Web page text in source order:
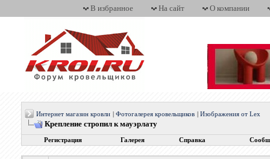
В избранное На сайт О компании
Интернет магазин кровли Фотогалерея кровельщиков Изображения от Lex
Крепление стропил к мауэрлату
Регистрация Галерея Справка